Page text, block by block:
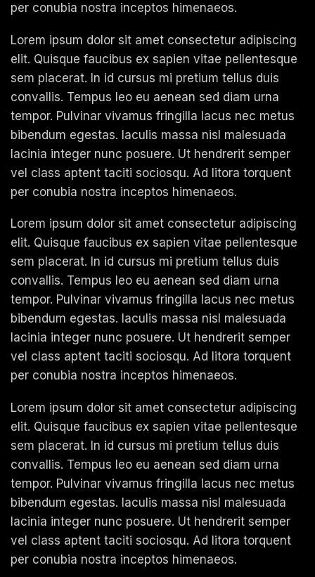
per conubia nostra inceptos himenaeos.
Lorem ipsum dolor sit amet consectetur adipiscing
elit. Quisque faucibus ex sapien vitae pellentesque
sem placerat. In id cursus mi pretium tellus duis
convallis. Tempus leo eu aenean sed diam urna
tempor. Pulvinar vivamus fringilla lacus nec metus
bibendum egestas. Iaculis massa nisl malesuada
lacinia integer nunc posuere. Ut hendrerit semper
vel class aptent taciti sociosqu. Ad litora torquent
per conubia nostra inceptos himenaeos.
Lorem ipsum dolor sit amet consectetur adipiscing
elit. Quisque faucibus ex sapien vitae pellentesque
sem placerat. In id cursus mi pretium tellus duis
convallis. Tempus leo eu aenean sed diam urna
tempor. Pulvinar vivamus fringilla lacus nec metus
bibendum egestas. Iaculis massa nisl malesuada
lacinia integer nunc posuere. Ut hendrerit semper
vel class aptent taciti sociosqu. Ad litora torquent
per conubia nostra inceptos himenaeos.
Lorem ipsum dolor sit amet consectetur adipiscing
elit. Quisque faucibus ex sapien vitae pellentesque
sem placerat. In id cursus mi pretium tellus duis
convallis. Tempus leo eu aenean sed diam urna
tempor. Pulvinar vivamus fringilla lacus nec metus
bibendum egestas. Iaculis massa nisl malesuada
lacinia integer nunc posuere. Ut hendrerit semper
vel class aptent taciti sociosqu. Ad litora torquent
per conubia nostra inceptos himenaeos.